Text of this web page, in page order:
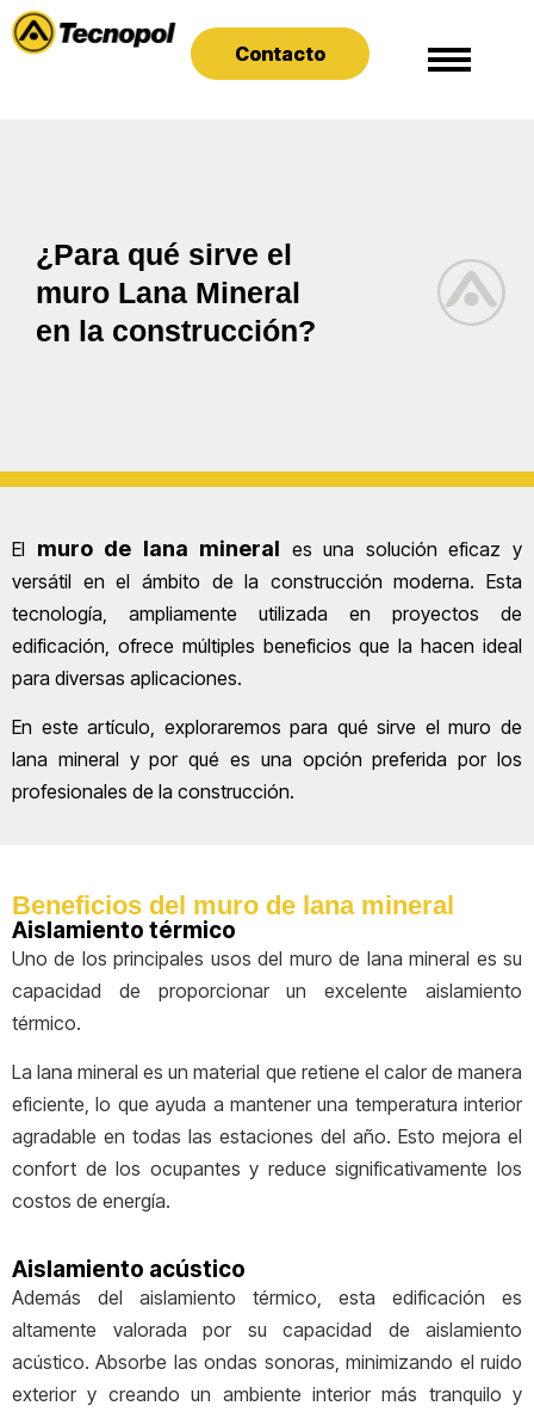
Contacto
¿Para qué sirve el
muro Lana Mineral
en la construcción?
El muro de lana mineral es una solución eficaz y
versátil en el ámbito de la construcción moderna. Esta
tecnología, ampliamente utilizada en proyectos de
edificación, ofrece múltiples beneficios que la hacen ideal
para diversas aplicaciones.
En este artículo, exploraremos para qué sirve el muro de
lana mineral y por qué es una opción preferida por los
profesionales de la construcción.
Beneficios del muro de lana mineral
Aislamiento térmico
Uno de los principales usos del muro de lana mineral es su
capacidad de proporcionar un excelente aislamiento
térmico.
La lana mineral es un material que retiene el calor de manera
eficiente, lo que ayuda a mantener una temperatura interior
agradable en todas las estaciones del año. Esto mejora el
confort de los ocupantes y reduce significativamente los
costos de energía.
Aislamiento acústico
Además del aislamiento térmico, esta edificación es
altamente valorada por su capacidad de aislamiento
acústico. Absorbe las ondas sonoras, minimizando el ruido
exterior y creando un ambiente interior más tranquilo y